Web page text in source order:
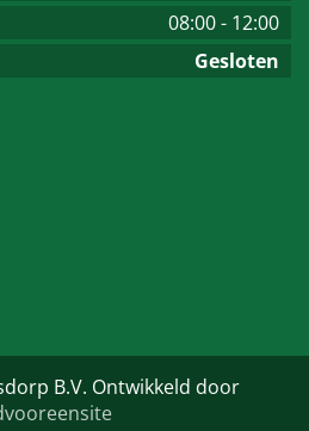
08:00- 12:00
Gesloten
B.V. Ontwikkeld door